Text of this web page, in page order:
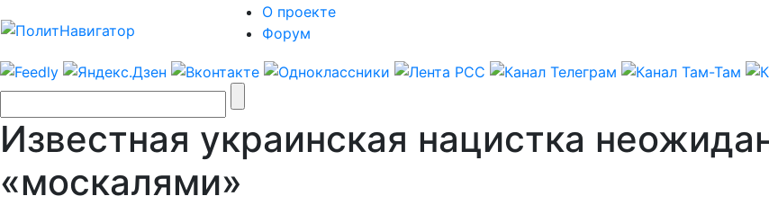
О проекте
Форум
Известная украинская нацистка
«москалями»